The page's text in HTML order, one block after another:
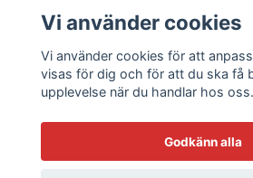
Vi använder cookies
Vi använder cookies för att
visas för dig och för att du ska få
upplevelse när du handlar hos oss.
Godkänn alla